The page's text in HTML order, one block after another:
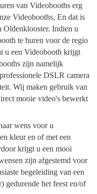
van Videobooths erg
Videobooths, En dat is
Oldenklooster. Indien u
te huren voor de regio
u een Videobooth krijgt
zijn namelijk
DSLR camera
Wij maken gebruik van
mooie video's bewerkt
wens voor u
kleur en of met een
krijgt u een mooi
zijn afgestemd voor
begeleiding van een
gedurende het feest en/of